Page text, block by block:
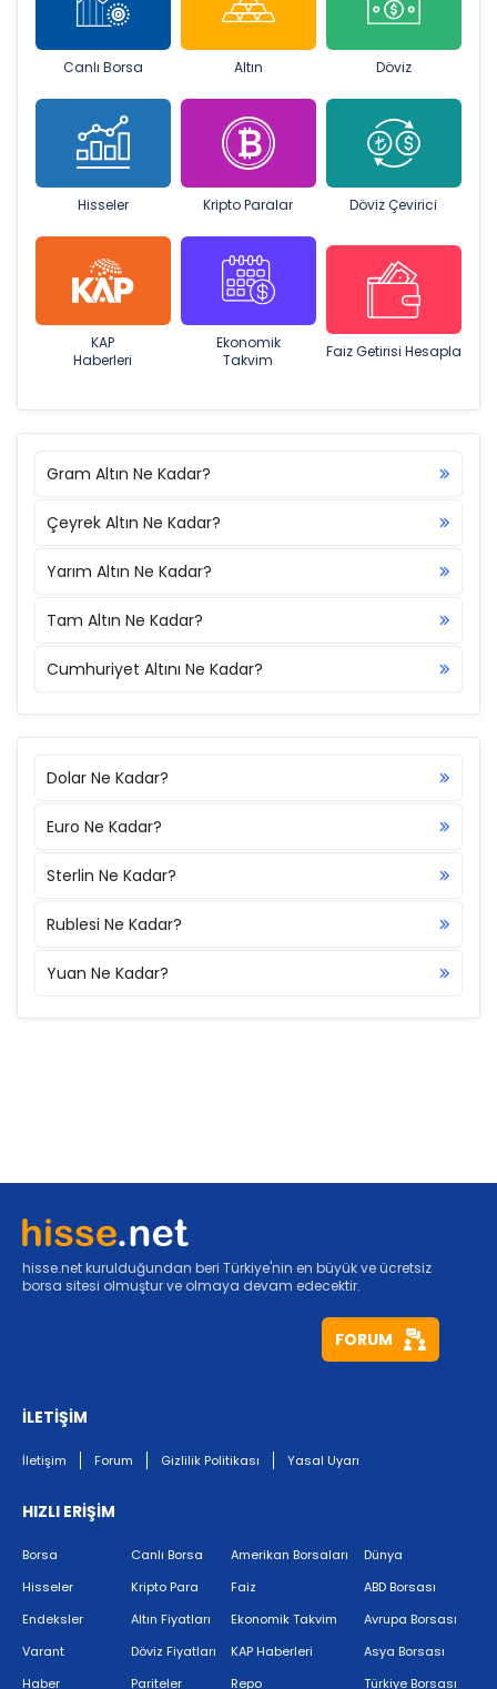
Canlı Borsa Altın Döviz
Hisseler Kripto Paralar Döviz Çevirici
KAP
Haberleri
Ekonomik
Takvim
Faiz Getirisi Hesapla
Gram Altın Ne Kadar?
Çeyrek Altın Ne Kadar?
Yarım Altın Ne Kadar?
Tam Altın Ne Kadar?
Cumhuriyet Altını Ne Kadar?
Dolar Ne Kadar?
Euro Ne Kadar?
Sterlin Ne Kadar?
Rublesi Ne Kadar?
Yuan Ne Kadar?
hisse.net kurulduğundan beri Türkiye'nin en büyük ve ücretsiz
borsa sitesi olmuştur ve olmaya devam edecektir.
FORUM
İLETİŞİM
İletişim Forum Gizlilik Politikası Yasal Uyarı
HIZLI ERİŞİM
Borsa
Hisseler
Endeksler
Varant
Haber
Canlı Borsa
Kripto Para
Altın Fiyatları
Döviz Fiyatları
Pariteler
Amerikan Borsaları
Faiz
Ekonomik Takvim
KAP Haberleri
Repo
Dünya
ABD Borsası
Avrupa Borsası
Asya Borsası
Türkiye Borsası